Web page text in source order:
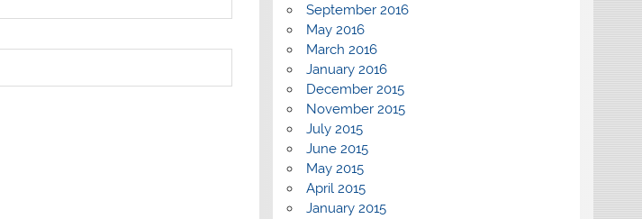
September 2016
May 2016
March 2016
January 2016
December 2015
November 2015
July 2015
June 2015
May 2015
April 2015
January 2015